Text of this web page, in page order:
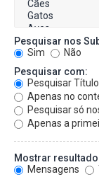
Pesquisar nos
Sim
Não
Pesquisar com:
Pesquisar
Apenas no
Pesquisar só
Apenas a
Mostrar
Mensagens